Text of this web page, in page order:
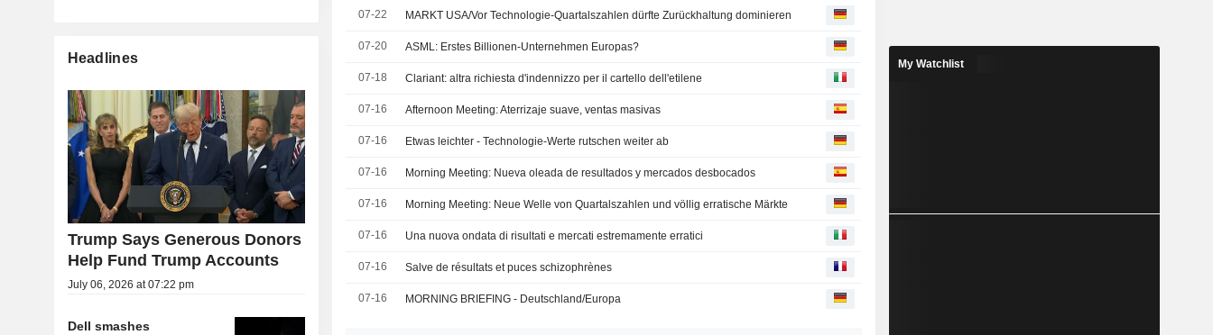
07-22 MARKT USA/Vor Technologie-Quartalszahlen dürfte Zurückhaltung dominieren
07-20 ASML: Erstes Billionen-Unternehmen Europas?
07-18 Clariant: altra richiesta d'indennizzo per il cartello dell'etilene
07-16 Afternoon Meeting: Aterrizaje suave, ventas masivas
07-16 Etwas leichter - Technologie-Werte rutschen weiter ab
07-16 Morning Meeting: Nueva oleada de resultados y mercados desbocados
07-16 Morning Meeting: Neue Welle von Quartalszahlen und völlig erratische Märkte
07-16 Una nuova ondata di risultati e mercati estremamente erratici
07-16 Salve de résultats et puces schizophrènes
07-16 MORNING BRIEFING - Deutschland/Europa
Headlines
Trump Says Generous Donors
Help Fund Trump Accounts
July 06, 2026 at 07:22 pm
Dell smashes
My Watchlist